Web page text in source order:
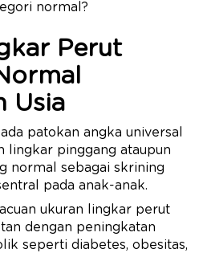
normal?
Perut
Usia
patokan angka universal
lingkar pinggang ataupun
normal sebagai skrining
pada anak-anak.
ukuran lingkar perut
dengan peningkatan
seperti diabetes, obesitas,